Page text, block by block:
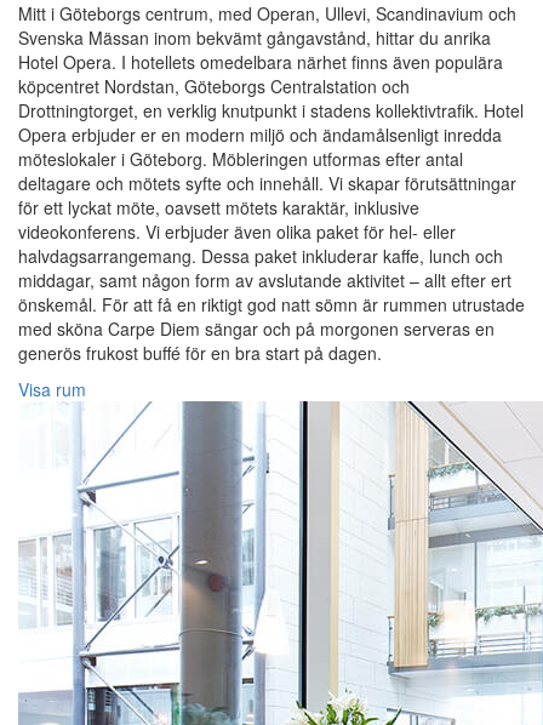
Mitt i Göteborgs centrum, med Operan, Ullevi, Scandinavium och
Svenska Mässan inom bekvämt gångavstånd, hittar du anrika
Hotel Opera. I hotellets omedelbara närhet finns även populära
köpcentret Nordstan, Göteborgs Centralstation och
Drottningtorget, en verklig knutpunkt i stadens kollektivtrafik. Hotel
Opera erbjuder er en modern miljö och ändamålsenligt inredda
möteslokaler i Göteborg. Möbleringen utformas efter antal
deltagare och mötets syfte och innehåll. Vi skapar förutsättningar
för ett lyckat möte, oavsett mötets karaktär, inklusive
videokonferens. Vi erbjuder även olika paket för hel- eller
halvdagsarrangemang. Dessa paket inkluderar kaffe, lunch och
middagar, samt någon form av avslutande aktivitet – allt efter ert
önskemål. För att få en riktigt god natt sömn är rummen utrustade
med sköna Carpe Diem sängar och på morgonen serveras en
generös frukost buffé för en bra start på dagen.
Visa rum